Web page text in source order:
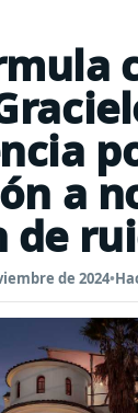
a
de
de 2024•